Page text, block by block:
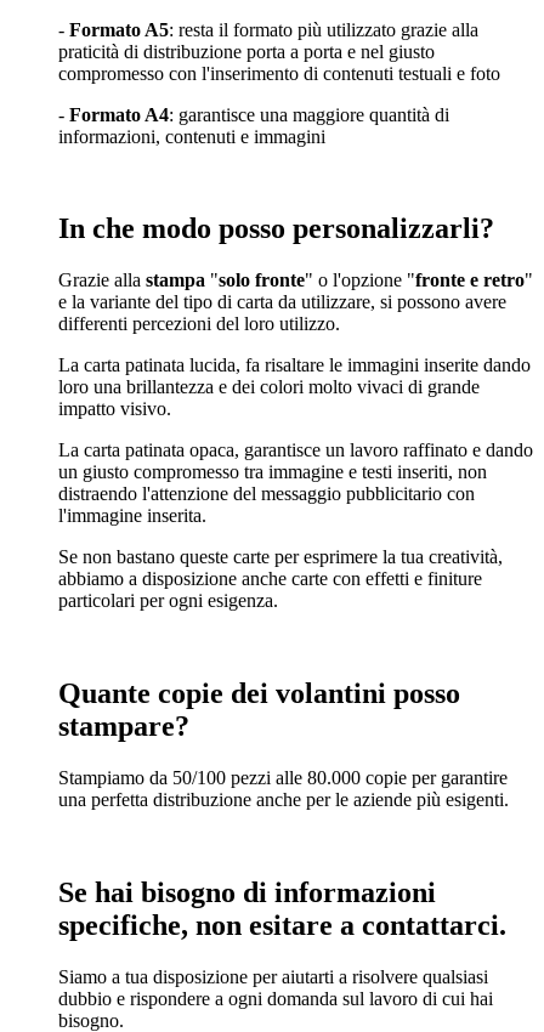
- Formato A5: resta il formato più utilizzato grazie alla
praticità di distribuzione porta a porta e nel giusto
compromesso con l'inserimento di contenuti testuali e foto
- Formato A4: garantisce una maggiore quantità di
informazioni, contenuti e immagini
In che modo posso personalizzarli?
Grazie alla stampa "solo fronte" o l'opzione "fronte e retro"
e la variante del tipo di carta da utilizzare, si possono avere
differenti percezioni del loro utilizzo.
La carta patinata lucida, fa risaltare le immagini inserite dando
loro una brillantezza e dei colori molto vivaci di grande
impatto visivo.
La carta patinata opaca, garantisce un lavoro raffinato e dando
un giusto compromesso tra immagine e testi inseriti, non
distraendo l'attenzione del messaggio pubblicitario con
l'immagine inserita.
Se non bastano queste carte per esprimere la tua creatività,
abbiamo a disposizione anche carte con effetti e finiture
particolari per ogni esigenza.
Quante copie dei volantini posso
stampare?
Stampiamo da 50/100 pezzi alle 80.000 copie per garantire
una perfetta distribuzione anche per le aziende più esigenti.
Se hai bisogno di informazioni
specifiche, non esitare a contattarci.
Siamo a tua disposizione per aiutarti a risolvere qualsiasi
dubbio e rispondere a ogni domanda sul lavoro di cui hai
bisogno.